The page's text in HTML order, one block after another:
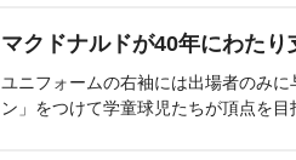
マクドナルドが40年にわたり
ユニフォームの右袖には出場者のみ
ン」をつけて学童球児たちが頂点を目